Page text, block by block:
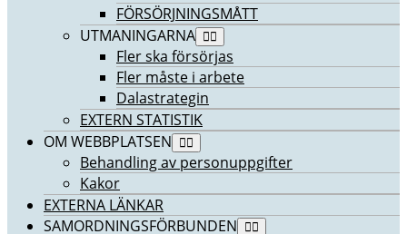
FÖRSÖRJNINGSMÅTT
UTMANINGARNA
Fler ska försörjas
Fler måste i arbete
Dalastrategin
EXTERN STATISTIK
OM WEBBPLATSEN
Behandling av personuppgifter
Kakor
EXTERNA LÄNKAR
SAMORDNINGSFÖRBUNDEN